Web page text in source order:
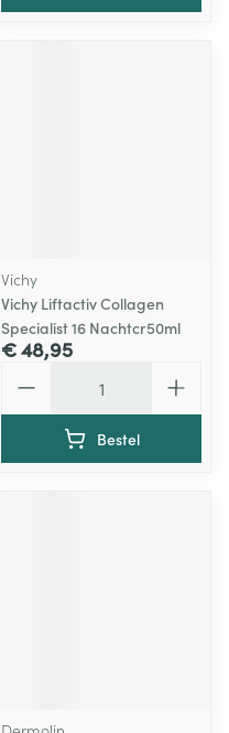
Vichy
Vichy Liftactiv Collagen
Specialist 16 Nachtcr50ml
€ 48,95
Bestel